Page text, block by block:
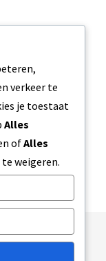
Policy
verkeer te
je toestaat
Alles
ofAlles
weigeren.